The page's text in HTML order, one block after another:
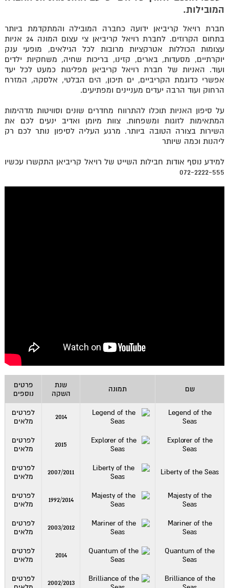
המובילות.
חברת רויאל קריביאן ידועה כחברה המובילה והמתקדמת ביותר
בתחום הקרוזים. לחברת רויאל קריביאן צי עצום המונה 24 אניות
עצומות הכוללות אטרקציות מרובות לכל הגילאים, מופעי ענק
יוקרתיים, מסעדות, בארים, קזינו, בריכות שחיה, משחקיות ילדים
ועוד. האניות של חברת רויאל קריביאן מפליגות כמעט לכל יעד
אפשרי כדוגמת הקריביים, ים תיכון, הים הבלטי, אלסקה, המזרח
הרחוק ועוד הרבה יעדים מעניינים ומפתיעים.
על סיפון האניות תוכלו להתרווח מחדרים שונים וסוויטות מדהימות
המתאימות לזוגות ומשפחות. צוות מיומן ואדיב ינעים לכם את
השירות בצורה הטובה ביותר. מרגע העליה לסיפון נותר לכם רק
ליהנות וכמה שיותר
למידע נוסף אודות חבילות השייט של רויאל קריביאן התקשרו עכשיו
072-2222-555
שם תמונה
שנת
השקה
פרטים
נוספים
Legend of the
Seas
2014
לפרטים
מלאים
Explorer of the
Seas
2015
לפרטים
מלאים
Liberty of the Seas
2007/2011
לפרטים
מלאים
Majesty of the
Seas
1992/2014
לפרטים
מלאים
Mariner of the
Seas
2003/2012
לפרטים
מלאים
Quantum of the
Seas
2014
לפרטים
מלאים
Brilliance of the
2002/2013
לפרטים